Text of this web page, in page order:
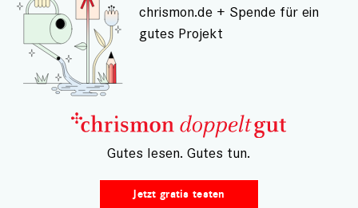
chrismon.de + Spende für ein
gutes Projekt
– Gutes lesen. Gutes tun.
Jetzt gratis testen